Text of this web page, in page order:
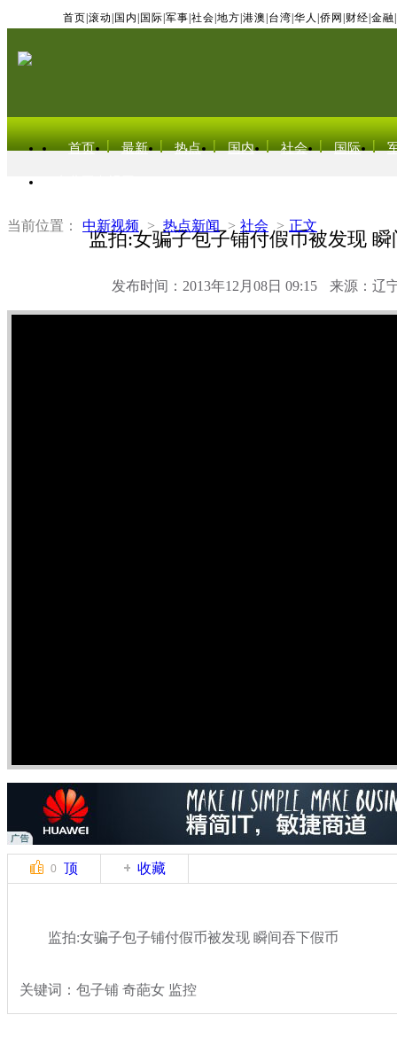
首页 滚动 国内 国际 军事 社会 地方 港澳 台湾 华人 侨网 财经 金融
首页 最新 热点 国内 社会 国际
当前位置： 中新视频 > 热点新闻 > 社会 > 正文
监拍:女骗子包子铺付假币被发现
发布时间：2013年12月08日 09:15 来源：辽
0 顶 收藏
监拍:女骗子包子铺付假币被发现 瞬间吞下假币
关键词：包子铺 奇葩女 监控